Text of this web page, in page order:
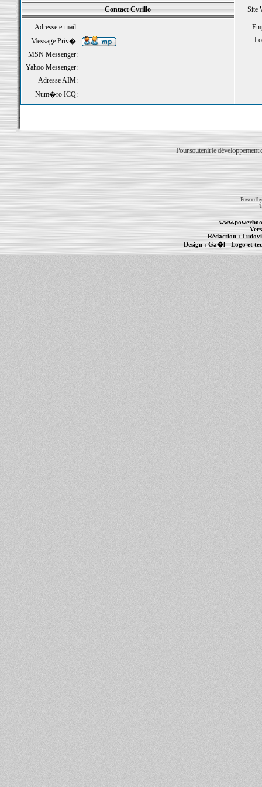
Site
Contact Cyrillo
Adresse e-mail:
Message Priv�:
MSN Messenger:
Yahoo Messenger:
Adresse AIM:
Num�ro ICQ:
Pour soutenir le développement
Powered
Rédaction :
Design : Ga�l- Logo et
MacBook Pro -